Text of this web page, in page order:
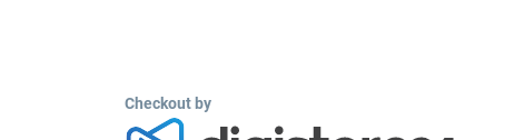
Checkout by